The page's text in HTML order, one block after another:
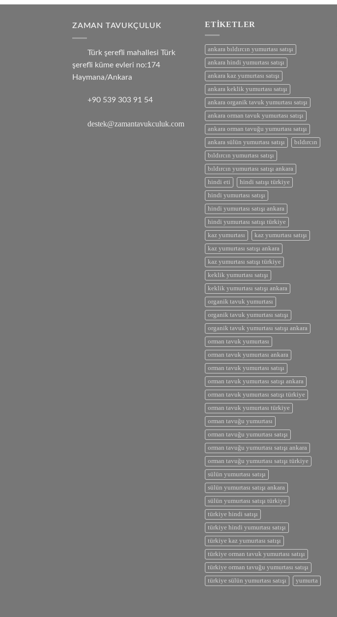
ZAMAN TAVUKÇULUK
Türk şerefli mahallesi Türk
şerefli küme evleri no:174
Haymana/Ankara
+90 539 303 91 54
destek@zamantavukculuk.com
ETIKETLER
ankara bıldırcın yumurtası satışı
ankara hindi yumurtası satışı
ankara kaz yumurtası satışı
ankara keklik yumurtası satışı
ankara organik tavuk yumurtası satışı
ankara orman tavuk yumurtası satışı
ankara orman tavuğu yumurtası satışı
ankara sülün yumurtası satışı
bıldırcın
bıldırcın yumurtası satışı
bıldırcın yumurtası satışı ankara
hindi eti
hindi satışı türkiye
hindi yumurtası satışı
hindi yumurtası satışı ankara
hindi yumurtası satışı türkiye
kaz yumurtası
kaz yumurtası satışı
kaz yumurtası satışı ankara
kaz yumurtası satışı türkiye
keklik yumurtası satışı
keklik yumurtası satışı ankara
organik tavuk yumurtası
organik tavuk yumurtası satışı
organik tavuk yumurtası satışı ankara
orman tavuk yumurtası
orman tavuk yumurtası ankara
orman tavuk yumurtası satışı
orman tavuk yumurtası satışı ankara
orman tavuk yumurtası satışı türkiye
orman tavuk yumurtası türkiye
orman tavuğu yumurtası
orman tavuğu yumurtası satışı
orman tavuğu yumurtası satışı ankara
orman tavuğu yumurtası satışı türkiye
sülün yumurtası satışı
sülün yumurtası satışı ankara
sülün yumurtası satışı türkiye
türkiye hindi satışı
türkiye hindi yumurtası satışı
türkiye kaz yumurtası satışı
türkiye orman tavuk yumurtası satışı
türkiye orman tavuğu yumurtası satışı
türkiye sülün yumurtası satışı
yumurta